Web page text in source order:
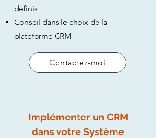
définis
Conseil dans le choix de la
plateforme CRM
Contactez-moi
Implémenter un CRM
dans votre Système